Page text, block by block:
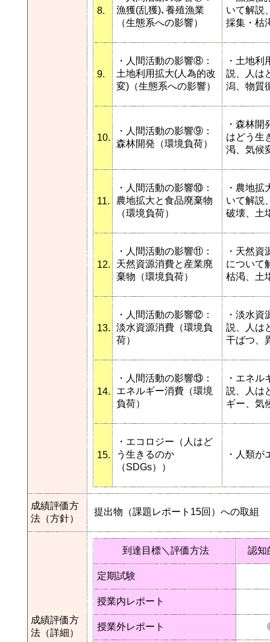
8.
漁獲(乱獲)､養殖漁業
（生態系への影響）
いて解説
採集・枯
9.
・人間活動の影響⑧：
土地利用拡大(人為的改
変)（生態系への影響）
・土地
説、人は
潟、物質
10.
・人間活動の影響⑨：
森林開発（環境負荷）
・森林
はどう生
渇、気候
11.
・人間活動の影響⑩：
農地拡大と食品廃棄物
（環境負荷）
・農地
いて解説
破壊、土
12.
・人間活動の影響⑪：
天然資源消費と産業廃
棄物（環境負荷）
・天然
について
枯渇、土
13.
・人間活動の影響⑫：
淡水資源消費（環境負
荷）
・淡水
説、人は
干ばつ、
14.
・人間活動の影響⑬：
エネルギー消費（環境
負荷）
・エネ
説、人は
ギー、気
15.
・エコロジー（人はど
う生きるのか
（SDGs））
・人類
成績評価方
法（方針）
提出物（課題レポート15回）への取組
成績評価方
法（詳細）
到達目標＼評価方法 認知
定期試験
授業内レポート
授業外レポート